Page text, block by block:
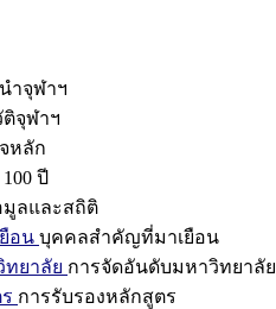
ำจุฬาฯ
ติจุฬาฯ
หลัก
ปี
ลและสถิติ
อน บุคคลสำคัญที่มาเยือน
ทยาลัย การจัดอันดับมหาวิทยาลัย
การรับรองหลักสูตร